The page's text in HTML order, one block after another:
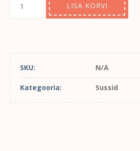
LISA KORVI
SKU: N/A
Kategooria: Sussid